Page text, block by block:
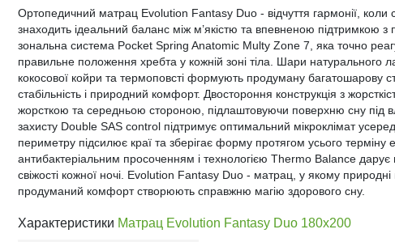
Ортопедичний матрац Evolution Fantasy Duo - відчуття гармонії, коли
знаходить ідеальний баланс між м’якістю та впевненою підтримкою
зональна система Pocket Spring Anatomic Multy Zone 7, яка точно
правильне положення хребта у кожній зоні тіла. Шари натурального
кокосової койри та термоповсті формують продуману багатошарову
стабільність і природний комфорт. Двостороння конструкція з
жорсткою та середньою стороною, підлаштовуючи поверхню сну під
захисту Double SAS control підтримує оптимальний мікроклімат
периметру підсилює краї та зберігає форму протягом усього терміну
антибактеріальним просоченням і технологією Thermo Balance дарує
свіжості кожної ночі. Evolution Fantasy Duo - матрац, у якому
продуманий комфорт створюють справжню магію здорового сну.
Характеристики Матрац Evolution Fantasy Duo 180х200